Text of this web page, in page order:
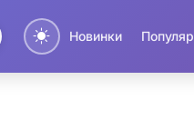
Новинки